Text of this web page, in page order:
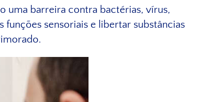
uma barreira contra bactérias, vírus,
funções sensoriais e libertar substâncias